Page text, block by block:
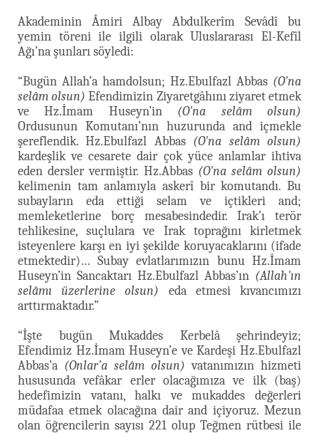
Akademinin Âmiri Albay Abdulkerîm Sevâdî bu
yemin töreni ile ilgili olarak Uluslararası El-Kefîl
Ağı’na şunları söyledi:
“Bugün Allah’a hamdolsun; Hz.Ebulfazl Abbas (O'na
selâm olsun) Efendimizin Ziyaretgâhını ziyaret etmek
ve Hz.İmam Huseyn’in (O'na selâm olsun)
Ordusunun Komutanı’nın huzurunda and içmekle
şereflendik. Hz.Ebulfazl Abbas (O'na selâm olsun)
kardeşlik ve cesarete dair çok yüce anlamlar ihtiva
eden dersler vermiştir. Hz.Abbas (O'na selâm olsun)
kelimenin tam anlamıyla askerî bir komutandı. Bu
subayların eda ettiği selam ve içtikleri and;
memleketlerine borç mesabesindedir. Irak’ı terör
tehlikesine, suçlulara ve Irak toprağını kirletmek
isteyenlere karşı en iyi şekilde koruyacaklarını (ifade
etmektedir)… Subay evlatlarımızın bunu Hz.İmam
Huseyn’in Sancaktarı Hz.Ebulfazl Abbas’ın (Allah'ın
selâmı üzerlerine olsun) eda etmesi kıvancımızı
arttırmaktadır.”
“İşte bugün Mukaddes Kerbelâ şehrindeyiz;
Efendimiz Hz.İmam Huseyn’e ve Kardeşi Hz.Ebulfazl
Abbas’a (Onlar’a selâm olsun) vatanımızın hizmeti
hususunda vefâkar erler olacağımıza ve ilk (baş)
hedefimizin vatanı, halkı ve mukaddes değerleri
müdafaa etmek olacağına dair and içiyoruz. Mezun
olan öğrencilerin sayısı 221 olup Teğmen rütbesi ile